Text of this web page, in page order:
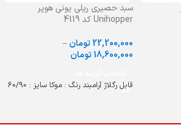
سبد حصیری ریلی یونی هوپر
Unihopper کد 4119
22,200,000تومان–
18,600,000تومان
قابل رگلاژ آرامبند رنگ : موکا سایز : 60/90